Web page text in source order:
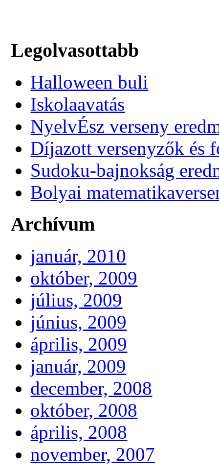
Legolvasottabb
Halloween buli
Iskolaavatás
NyelvÉsz verseny
Díjazott versenyzők és
Sudoku-bajnokság
Bolyai
Archívum
január, 2010
október, 2009
július, 2009
június, 2009
április, 2009
január, 2009
december, 2008
október, 2008
április, 2008
november, 2007